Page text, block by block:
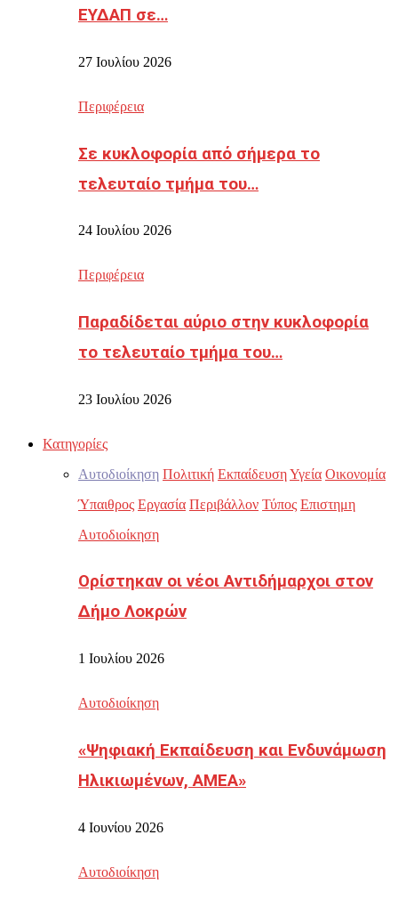
ΕΥΔΑΠ σε…
27 Ιουλίου 2026
Περιφέρεια
Σε κυκλοφορία από σήμερα το
τελευταίο τμήμα του…
24 Ιουλίου 2026
Περιφέρεια
Παραδίδεται αύριο στην κυκλοφορία
το τελευταίο τμήμα του…
23 Ιουλίου 2026
Κατηγορίες
Αυτοδιοίκηση Πολιτική ΕκπαίδευσηΥγεία Οικονομία
Ύπαιθρος Εργασία Περιβάλλον Τύπος Επιστημη
Αυτοδιοίκηση
Ορίστηκαν οι νέοι Αντιδήμαρχοι στον
Δήμο Λοκρών
1 Ιουλίου 2026
Αυτοδιοίκηση
«Ψηφιακή Εκπαίδευση και Ενδυνάμωση
Ηλικιωμένων, ΑΜΕΑ»
4 Ιουνίου 2026
Αυτοδιοίκηση